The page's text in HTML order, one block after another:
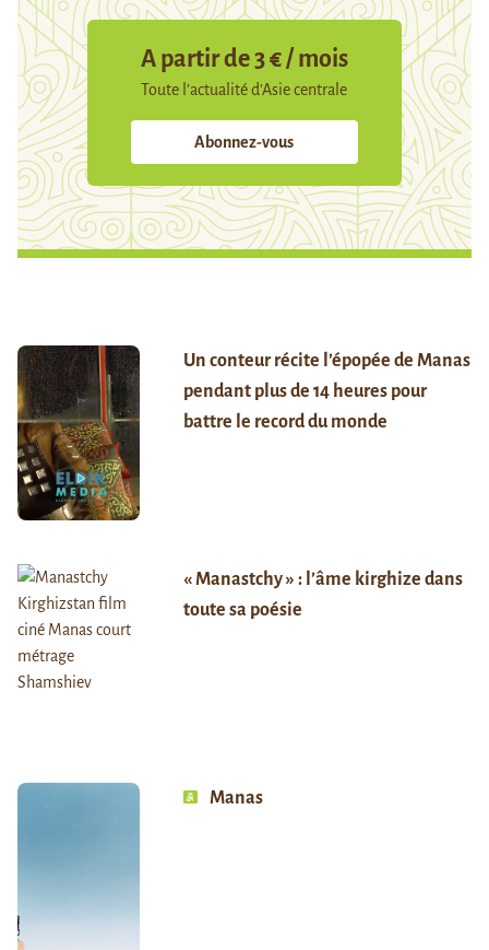
A partir de 3 € / mois
Toute l’actualité d’Asie centrale
Abonnez-vous
Un conteur récite l’épopée de Manas
pendant plus de 14 heures pour
battre le record du monde
« Manastchy » : l’âme kirghize dans
toute sa poésie
Manas